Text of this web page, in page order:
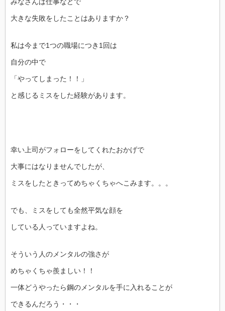
大きな失敗をしたことはありますか？
私は今まで1つの職場につき1回は
自分の中で
「やってしまった！！」
と感じるミスをした経験があります。
幸い上司がフォローをしてくれたおかげで
大事にはなりませんでしたが、
ミスをしたときってめちゃくちゃへこみます。。。
でも、ミスをしても全然平気な顔を
している人っていますよね。
そういう人のメンタルの強さが
めちゃくちゃ羨ましい！！
一体どうやったら鋼のメンタルを手に入れることが
できるんだろう・・・